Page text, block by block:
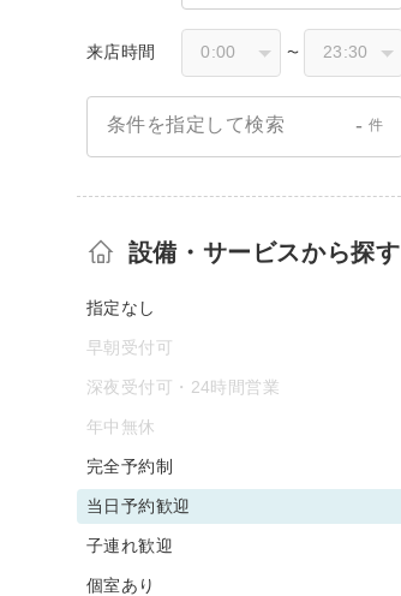
来店時間 〜
条件を指定して検索 - 件
設備・サービスから探す
指定なし
早朝受付可
深夜受付可・24時間営業
年中無休
完全予約制
当日予約歓迎
子連れ歓迎
個室あり